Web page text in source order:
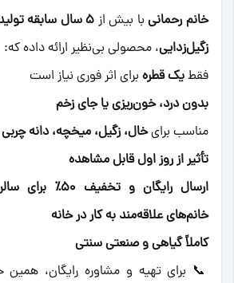
خانم رحمانیبا بیش از
۵ سال سابقه
زگیل‌زدایی، محصولی بی‌نظیر ارائه داده که:
فقطیک قطره برای اثر فوری نیاز است
بدون درد، خون‌ریزی یا جای زخم
مناسب برایخال، زگیل، میخچه، دانه
تأثیر از روز اول قابل مشاهده
ارسال رایگان و
خانم‌های علاقه‌مند به کار در خانه
کاملاً گیاهی و صنعتی سنتی
📞 برای تهیه و مشاوره رایگان، همین